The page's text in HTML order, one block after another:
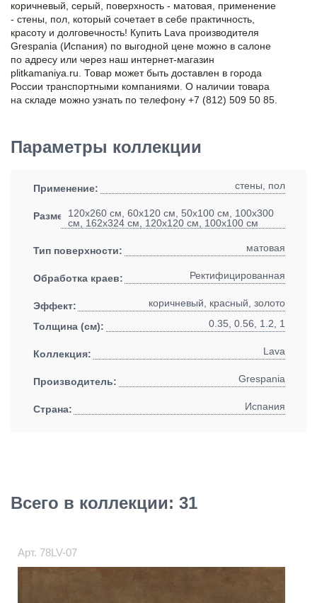
коричневый, серый, поверхность - матовая, применение
- стены, пол, который сочетает в себе практичность,
красоту и долговечность! Купить Lava производителя
Grespania (Испания) по выгодной цене можно в салоне
по адресу или через наш интернет-магазин
plitkamaniya.ru. Товар может быть доставлен в города
России транспортными компаниями. О наличии товара
на складе можно узнать по телефону +7 (812) 509 50 85.
Параметры коллекции
Применение: стены, пол
Размеры:120x260 см, 60x120 см, 50x100 см, 100x300
см, 162x324 см, 120x120 см, 100x100 см
Тип поверхности: матовая
Обработка краев: Ректифицированная
Эффект: коричневый, красный, золото
Толщина (см): 0.35, 0.56, 1.2, 1
Коллекция: Lava
Производитель: Grespania
Страна: Испания
Всего в коллекции: 31
Арт. 78LV-07